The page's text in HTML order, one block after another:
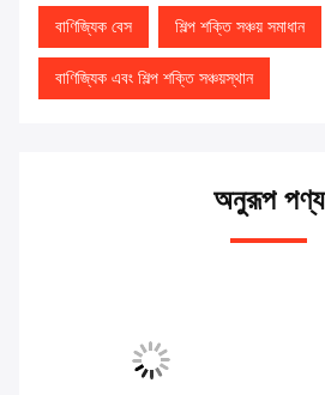
বাণিজ্যিক বেস শিল্প শক্তি সঞ্চয় সমাধান
বাণিজ্যিক এবং শিল্প শক্তি সঞ্চয়স্থান
অনুরূপ পণ্য